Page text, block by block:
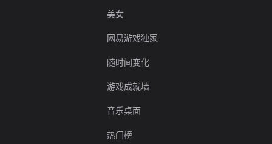
美女
网易游戏独家
随时间变化
游戏成就墙
音乐桌面
热门榜